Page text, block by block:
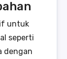
untuk
seperti
dengan